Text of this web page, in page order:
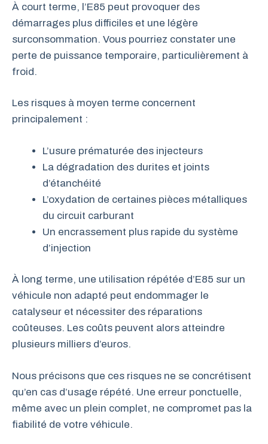
À court terme, l’E85 peut provoquer des
démarrages plus difficiles et une légère
surconsommation. Vous pourriez constater une
perte de puissance temporaire, particulièrement à
froid.
Les risques à moyen terme concernent
principalement :
L’usure prématurée des injecteurs
La dégradation des durites et joints
d’étanchéité
L’oxydation de certaines pièces métalliques
du circuit carburant
Un encrassement plus rapide du système
d’injection
À long terme, une utilisation répétée d’E85 sur un
véhicule non adapté peut endommager le
catalyseur et nécessiter des réparations
coûteuses. Les coûts peuvent alors atteindre
plusieurs milliers d’euros.
Nous précisons que ces risques ne se concrétisent
qu’en cas d’usage répété. Une erreur ponctuelle,
même avec un plein complet, ne compromet pas la
fiabilité de votre véhicule.